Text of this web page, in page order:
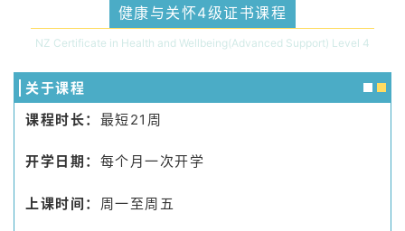
健康与关怀4级证书课程
NZ Certificate in Health and Wellbeing(Advanced Support) Level 4
关于课程
课程时长： 最短21周
开学日期： 每个月一次开学
上课时间： 周一至周五